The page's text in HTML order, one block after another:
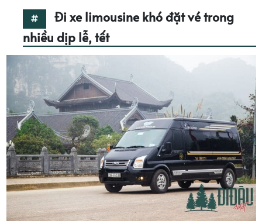
Đi xe limousine khó đặt vé trong
nhiều dịp lễ, tết